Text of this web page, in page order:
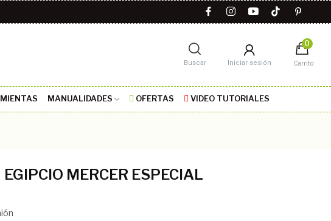
Buscar Iniciar sesión
0
Carrito
MANUALIDADES OFERTAS VIDEO TUTORIALES
MERCER ESPECIAL